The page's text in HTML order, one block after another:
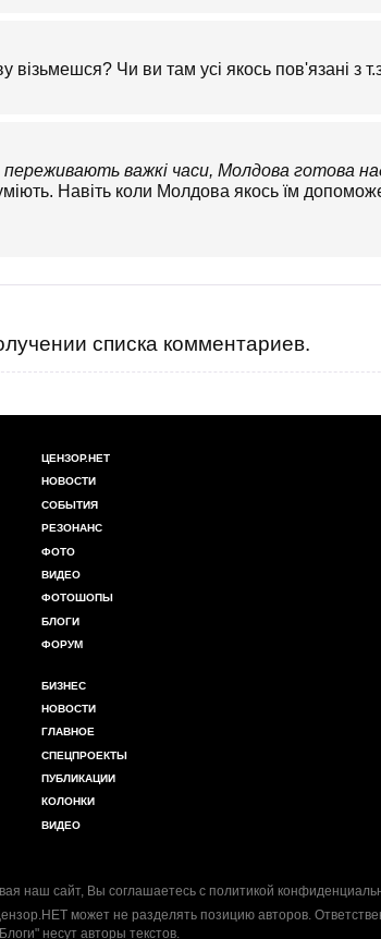
візьмешся? Чи ви там усі якось пов'язані з
важкі часи, Молдова готова
Навіть коли Молдова якось їм
списка комментариев.
ЦЕНЗОР.НЕТ
НОВОСТИ
СОБЫТИЯ
РЕЗОНАНС
ФОТО
ВИДЕО
ФОТОШОПЫ
БЛОГИ
ФОРУМ
БИЗНЕС
НОВОСТИ
ГЛАВНОЕ
СПЕЦПРОЕКТЫ
ПУБЛИКАЦИИ
КОЛОНКИ
ВИДЕО
наш сайт, Вы соглашаетесь с политикой
может не разделять позицию авторов.
несут авторы текстов.